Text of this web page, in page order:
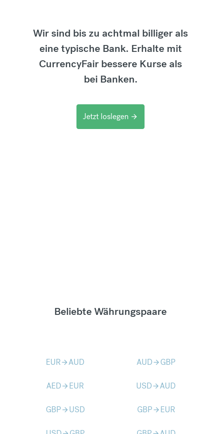
Wir sind bis zu achtmal billiger als
eine typische Bank. Erhalte mit
CurrencyFair bessere Kurse als
bei Banken.
Jetzt loslegen arrow_forward
Beliebte Währungspaare
EURarrow_forwardAUD AUDarrow_forward GBP
AEDarrow_forward EUR USDarrow_forwardAUD
GBParrow_forward USD GBParrow_forward EUR